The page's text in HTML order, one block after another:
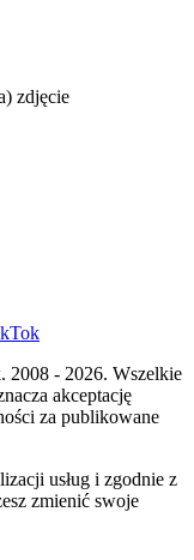
zdjęcie
2008 - 2026. Wszelkie
akceptację
za publikowane
usług i zgodnie z
zmienić swoje